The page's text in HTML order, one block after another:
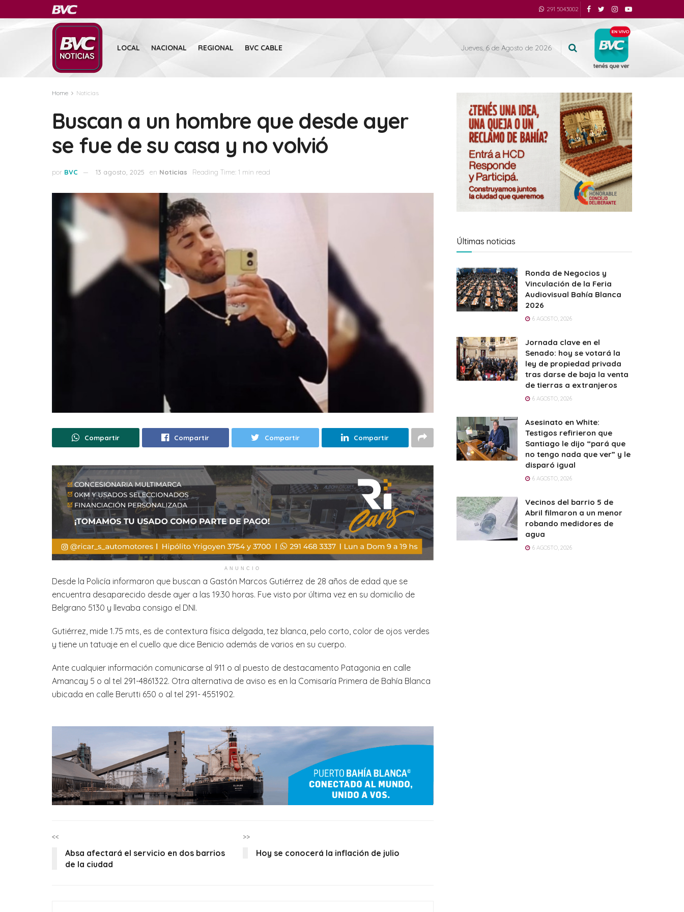
291 5043002
LOCAL NACIONAL REGIONAL BVC CABLE Jueves, 6 de Agosto de 2026
Home Noticias
Buscan a un hombre que desde ayer
se fue de su casa y no volvió
por BVC 13 agosto, 2025 en Noticias Reading Time: 1 min read
Compartir Compartir Compartir Compartir
ANUNCIO
Desde la Policía informaron que buscan a Gastón Marcos Gutiérrez de 28 años de edad que se
encuentra desaparecido desde ayer a las 19.30 horas. Fue visto por última vez en su domicilio de
Belgrano 5130 y llevaba consigo el DNI.
Gutiérrez, mide 1.75 mts, es de contextura física delgada, tez blanca, pelo corto, color de ojos verdes
y tiene un tatuaje en el cuello que dice Benicio además de varios en su cuerpo.
Ante cualquier información comunicarse al 911 o al puesto de destacamento Patagonia en calle
Amancay 5 o al tel 291-4861322. Otra alternativa de aviso es en la Comisaría Primera de Bahía Blanca
ubicada en calle Berutti 650 o al tel 291- 4551902.
<<
Absa afectará el servicio en dos barrios
de la ciudad
>>
Hoy se conocerá la inflación de julio
Últimas noticias
Ronda de Negocios y
Vinculación de la Feria
Audiovisual Bahía Blanca
2026
6 AGOSTO, 2026
Jornada clave en el
Senado: hoy se votará la
ley de propiedad privada
tras darse de baja la venta
de tierras a extranjeros
6 AGOSTO, 2026
Asesinato en White:
Testigos refirieron que
Santiago le dijo “pará que
no tengo nada que ver” y le
disparó igual
6 AGOSTO, 2026
Vecinos del barrio 5 de
Abril filmaron a un menor
robando medidores de
agua
6 AGOSTO, 2026